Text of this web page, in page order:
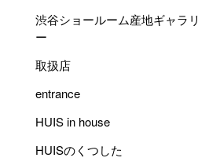
渋谷ショールーム産地ギャラリ
ー
取扱店
entrance
HUIS in house
HUISのくつした